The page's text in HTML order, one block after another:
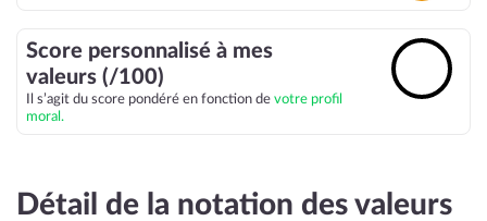
Score personnalisé à mes
valeurs (/100)
Il s’agit du score pondéré en fonction de votre profil
moral.
Détail de la notation des valeurs